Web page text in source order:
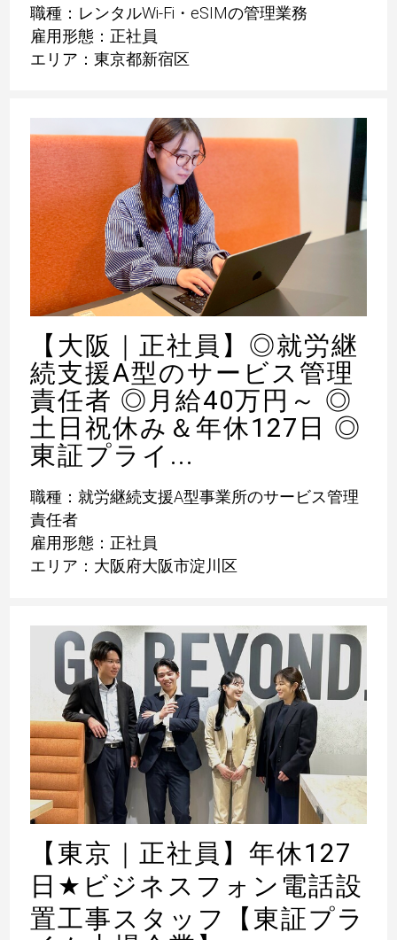
職種：レンタルWi-Fi・eSIMの管理業務
雇用形態：正社員
エリア：東京都新宿区
【大阪｜正社員】◎就労継
続支援A型のサービス管理
責任者 ◎月給40万円～ ◎
土日祝休み＆年休127日 ◎
東証プライ...
職種：就労継続支援A型事業所のサービス管理
責任者
雇用形態：正社員
エリア：大阪府大阪市淀川区
【東京｜正社員】年休127
日 ★ ビジネスフォン電話設
置工事スタッフ【東証プラ